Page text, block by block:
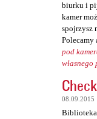
biurku i
kamer
spojrzysz
Polecamy
pod
własnego
08.09.2015
Biblioteka